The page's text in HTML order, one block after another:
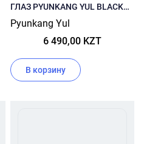
ГЛАЗ PYUNKANG YUL BLACK
TEA TIME REVERSE EYE CREAM
25 МЛ
Pyunkang Yul
6 490,00 KZT
В корзину